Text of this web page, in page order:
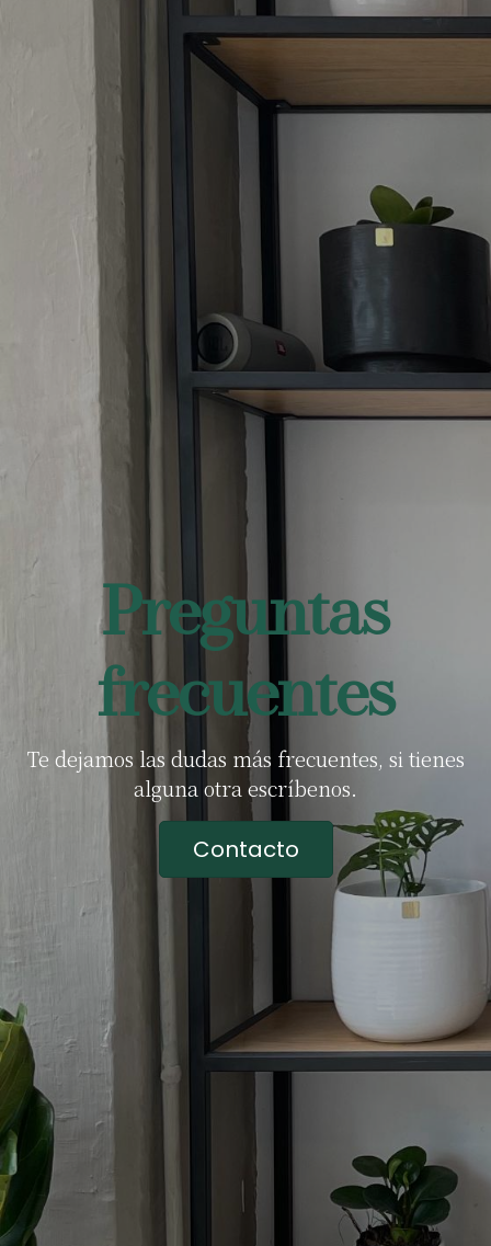
Preguntas
frecuentes
Te dejamos las dudas más frecuentes, si tienes
alguna otra escríbenos.
Contacto